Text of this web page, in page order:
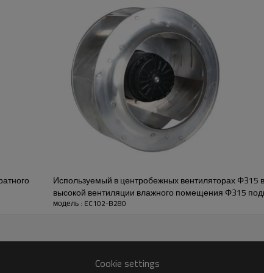
EC имеют превосходную производительность с диапазоном
оптимизировали структурную надежность продукта, материалы и
работает надежно, энергосберегающе и эффективно. Он разработан с
Используемый в центробежных вентиляторах Φ315
высокой вентиляции влажного помещения Φ315
модель : EC102-B280
Cookie settings